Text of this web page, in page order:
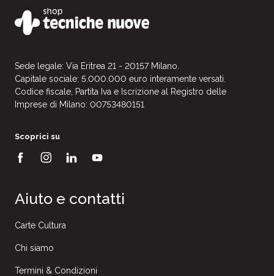
Sede legale: Via Eritrea 21 - 20157 Milano.
Capitale sociale: 5.000.000 euro interamente versati.
Codice fiscale, Partita Iva e Iscrizione al Registro delle
Imprese di Milano: 00753480151
Scoprici su
Aiuto e contatti
Carte Cultura
Chi siamo
Termini & Condizioni